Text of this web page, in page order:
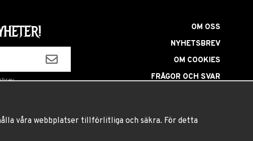
OM OSS
NYHETSBREV
OM COOKIES
FRÅGOR OCH SVAR
våra webbplatser tillförlitliga och säkra. För detta